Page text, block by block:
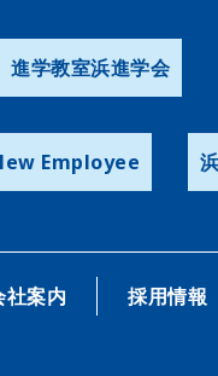
進学教室浜進学会
Employee
社案内 採用情報